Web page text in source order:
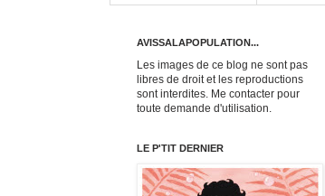
AVISSALAPOPULATION...
Les images de ce blog ne sont pas
libres de droit et les reproductions
sont interdites. Me contacter pour
toute demande d'utilisation.
LE P'TIT DERNIER